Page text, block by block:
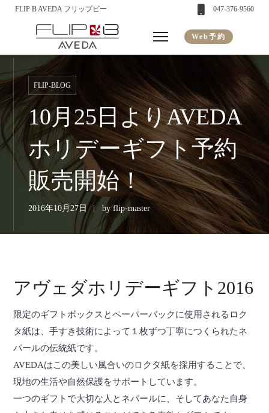
FLIP B AVEDA フリップビー 047-376-9560
Web予約
FLIP-BLOG
10月25日よりAVEDA
ホリデーギフト予約
販売開始！
2016年10月27日 byflip-master
アヴェダホリデーギフト2016
限定のギフトボックスとペーパーバックに使用されるロク
タ紙は、手すき技術によって１枚ずつ丁寧につくられたネ
パールの伝統紙です。
AVEDAはこの美しい風合いのロクタ紙を採用することで、
現地の生活や自然保護をサポートしています。
一つのギフトで大切な人とネパールに、そしてあなた自身